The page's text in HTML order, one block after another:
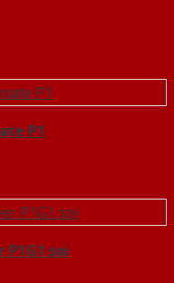
P1
P1G1 soi